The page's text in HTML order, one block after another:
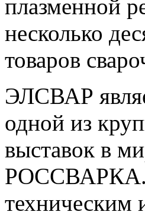
плазменной
несколько
товаров
ЭЛСВАР
одной из
выставок в
РОССВАРКА.
техническим